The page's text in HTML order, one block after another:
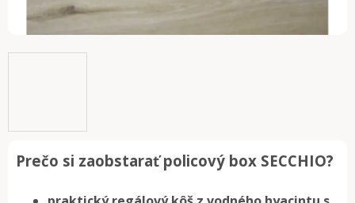
Prečo si zaobstarať policový box SECCHIO?